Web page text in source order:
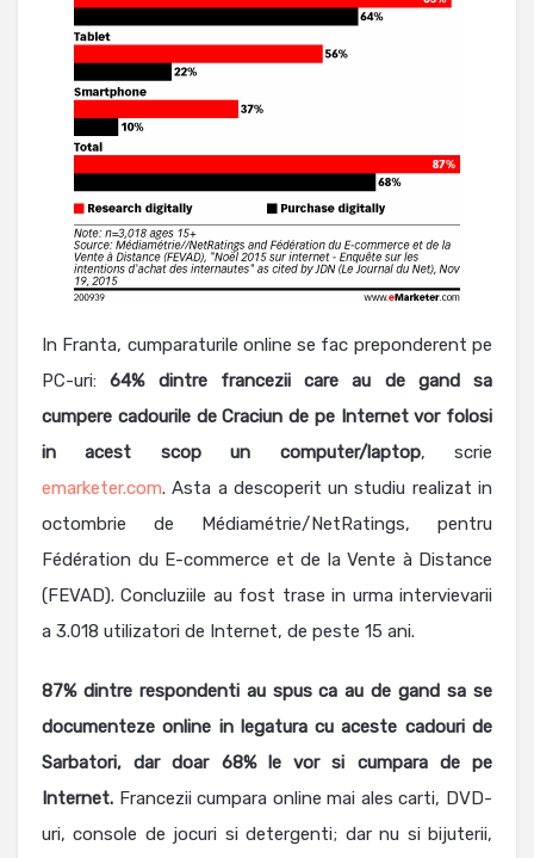
In Franta, cumparaturile online se fac preponderent pe
PC-uri: 64% dintre francezii care au de gand sa
cumpere cadourile de Craciun de pe Internet vor folosi
in acest scop un computer/laptop, scrie
emarketer.com. Asta a descoperit un studiu realizat in
octombrie de Médiamétrie/NetRatings, pentru
Fédération du E-commerce et de la Vente à Distance
(FEVAD). Concluziile au fost trase in urma intervievarii
a 3.018 utilizatori de Internet, de peste 15 ani.
87% dintre respondenti au spus ca au de gand sa se
documenteze online in legatura cu aceste cadouri de
Sarbatori, dar doar 68% le vor si cumpara de pe
Internet. Francezii cumpara online mai ales carti, DVD-
uri, console de jocuri si detergenti; dar nu si bijuterii,